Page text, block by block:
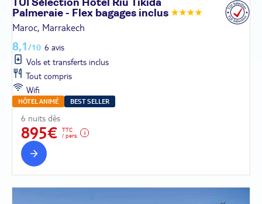
TUI Sélection Hôtel Riu Tikida
Palmeraie - Flex bagages inclus
Maroc, Marrakech
8,1/10 6 avis
Vols et transferts inclus
Tout compris
Wifi
HÔTEL ANIMÉ BEST SELLER
6 nuits dès
895€
TTC
/ pers.